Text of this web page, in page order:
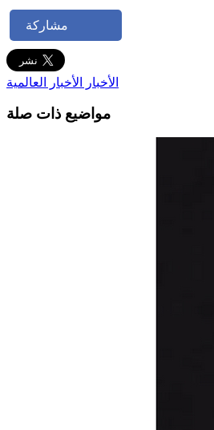
مشاركة
الأخبار الأخبار العالمية
مواضيع ذات صلة